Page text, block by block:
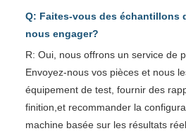
Q: Faites-vous des échantillons
nous engager?
R: Oui, nous offrons un service de
Envoyez-nous vos pièces et nous
équipement de test, fournir des
finition,et recommander la
machine basée sur les résultats